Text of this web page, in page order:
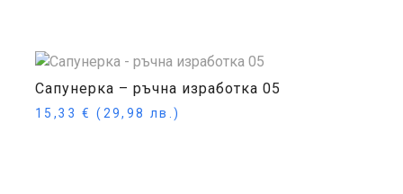
Сапунерка – ръчна изработка 05
15,33€ (29,98 лв.)